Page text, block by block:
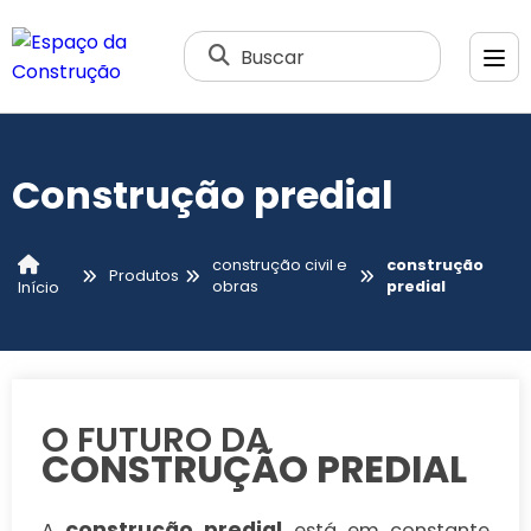
Buscar
Construção predial
Início
Produtos
construção civil e
obras
construção
predial
O FUTURO DA
CONSTRUÇÃO PREDIAL